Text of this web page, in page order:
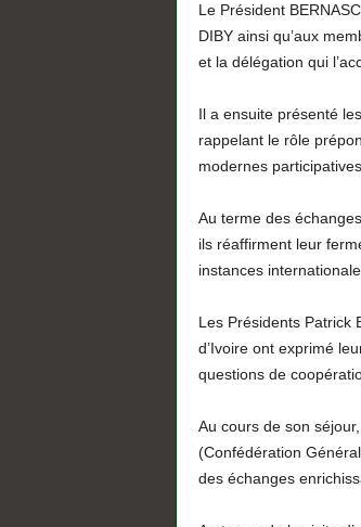
Le Président
DIBY ainsi qu’aux
et la délégation qui
Il a ensuite présenté
rappelant le rôle
modernes participatives.
Au terme des
ils réaffirment leur
instances
Les Présidents Patrick
d’Ivoire ont exprimé
questions de
Au cours de son
(Confédération
des échanges